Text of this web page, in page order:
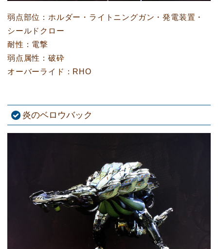
弱点部位：ホルダー・ライトニングガン・発電装置・
シールドクロー
耐性：電撃
弱点属性：破砕
オーバーライド：RHO
炎のベロウバック